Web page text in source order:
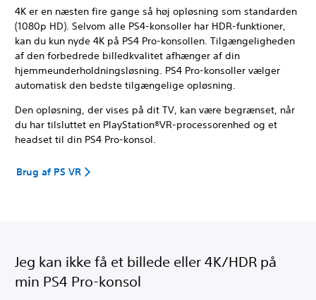
4K er en næsten fire gange så høj opløsning som standarden
(1080p HD). Selvom alle PS4-konsoller har HDR-funktioner,
kan du kun nyde 4K på PS4 Pro-konsollen. Tilgængeligheden
af den forbedrede billedkvalitet afhænger af din
hjemmeunderholdningsløsning. PS4 Pro-konsoller vælger
automatisk den bedste tilgængelige opløsning.
Den opløsning, der vises på dit TV, kan være begrænset, når
du har tilsluttet en PlayStation®VR-processorenhed og et
headset til din PS4 Pro-konsol.
Brug af PS VR
Jeg kan ikke få et billede eller 4K/HDR på
min PS4 Pro-konsol